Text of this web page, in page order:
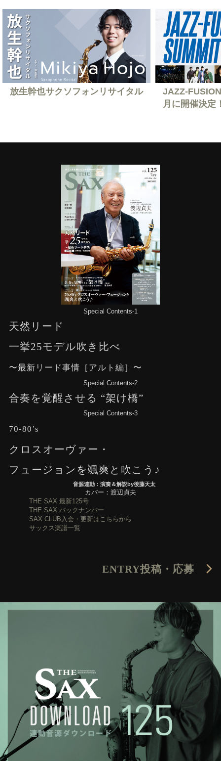
放生幹也サクソフォンリサイタル
JAZZ-
月に開催決定
Special Contents-1
天然リード
一挙25モデル吹き比べ
〜最新リード事情［アルト編］〜
Special Contents-2
合奏を覚醒させる “架け橋”
Special Contents-3
70-80’s
クロスオーヴァー・
フュージョンを颯爽と吹こう♪
音源連動：演奏＆解説by後藤天太
カバー：渡辺貞夫
THE SAX 最新125号
THE SAX バックナンバー
SAX CLUB入会・更新はこちらから
サックス楽譜一覧
ENTRY投稿・応募